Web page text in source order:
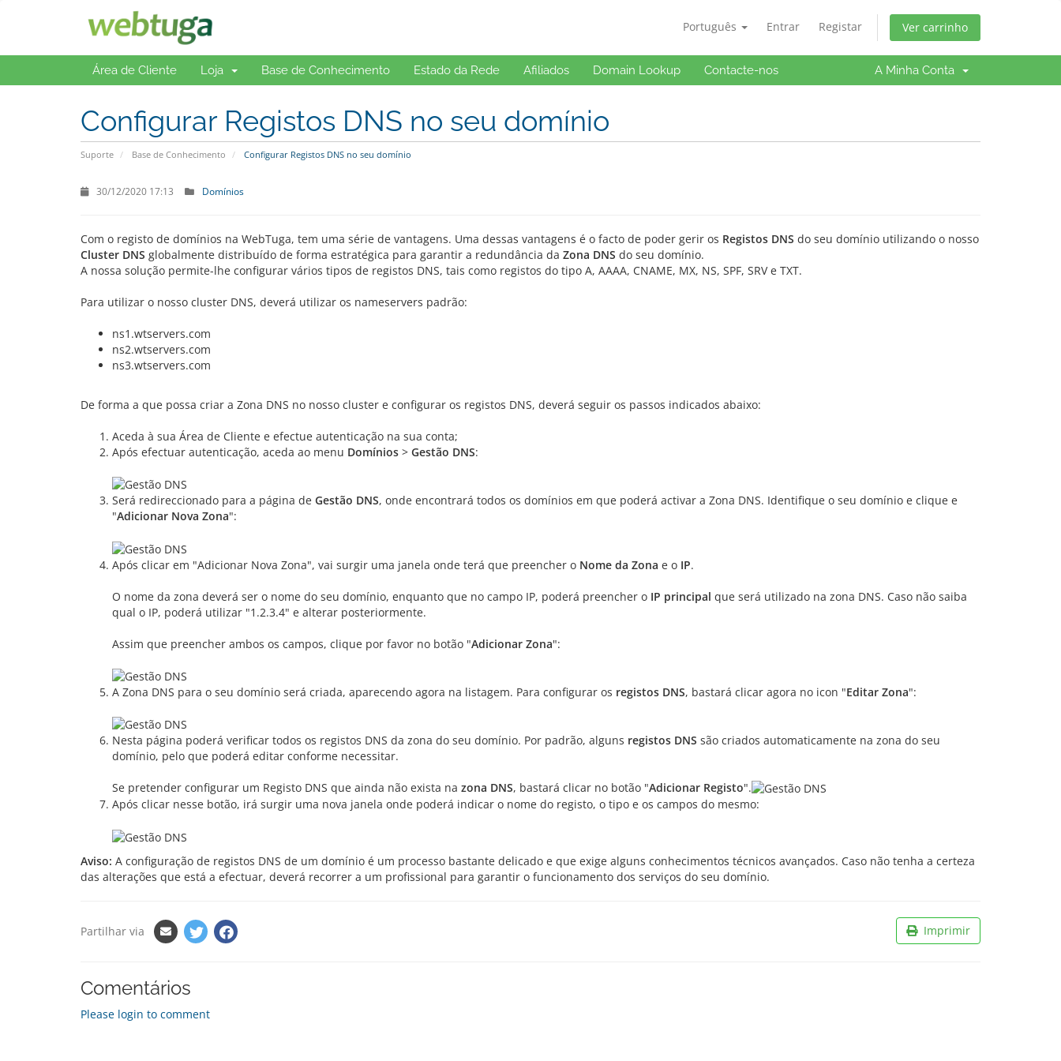
Português Entrar Registar Ver carrinho
Área de Cliente Loja Base de Conhecimento Estado da Rede Afiliados Domain Lookup Contacte-nos A Minha Conta
Configurar Registos DNS no seu domínio
Suporte Base de Conhecimento Configurar Registos DNS no seu domínio
30/12/2020 17:13 Domínios
Com o registo de domínios na WebTuga, tem uma série de vantagens. Uma dessas vantagens é o facto de poder gerir os Registos DNS do seu domínio utilizando o nosso
Cluster DNS globalmente distribuído de forma estratégica para garantir a redundância da Zona DNS do seu domínio.
A nossa solução permite-lhe configurar vários tipos de registos DNS, tais como registos do tipo A, AAAA, CNAME, MX, NS, SPF, SRV e TXT.
Para utilizar o nosso cluster DNS, deverá utilizar os nameservers padrão:
ns1.wtservers.com
ns2.wtservers.com
ns3.wtservers.com
De forma a que possa criar a Zona DNS no nosso cluster e configurar os registos DNS, deverá seguir os passos indicados abaixo:
Aceda à sua Área de Cliente e efectue autenticação na sua conta;
Após efectuar autenticação, aceda ao menu Domínios > Gestão DNS:
Será redireccionado para a página de Gestão DNS, onde encontrará todos os domínios em que poderá activar a Zona DNS. Identifique o seu domínio e clique e
"Adicionar Nova Zona":
Após clicar em "Adicionar Nova Zona", vai surgir uma janela onde terá que preencher o Nome da Zona e o IP.
O nome da zona deverá ser o nome do seu domínio, enquanto que no campo IP, poderá preencher o IP principal que será utilizado na zona DNS. Caso não saiba
qual o IP, poderá utilizar "1.2.3.4" e alterar posteriormente.
Assim que preencher ambos os campos, clique por favor no botão "Adicionar Zona":
A Zona DNS para o seu domínio será criada, aparecendo agora na listagem. Para configurar os registos DNS, bastará clicar agora no icon "Editar Zona":
Nesta página poderá verificar todos os registos DNS da zona do seu domínio. Por padrão, alguns registos DNS são criados automaticamente na zona do seu
domínio, pelo que poderá editar conforme necessitar.
Se pretender configurar um Registo DNS que ainda não exista na zona DNS, bastará clicar no botão "Adicionar Registo".
Após clicar nesse botão, irá surgir uma nova janela onde poderá indicar o nome do registo, o tipo e os campos do mesmo:
Aviso: A configuração de registos DNS de um domínio é um processo bastante delicado e que exige alguns conhecimentos técnicos avançados. Caso não tenha a certeza
das alterações que está a efectuar, deverá recorrer a um profissional para garantir o funcionamento dos serviços do seu domínio.
Imprimir
Partilhar via
Comentários
Please login to comment